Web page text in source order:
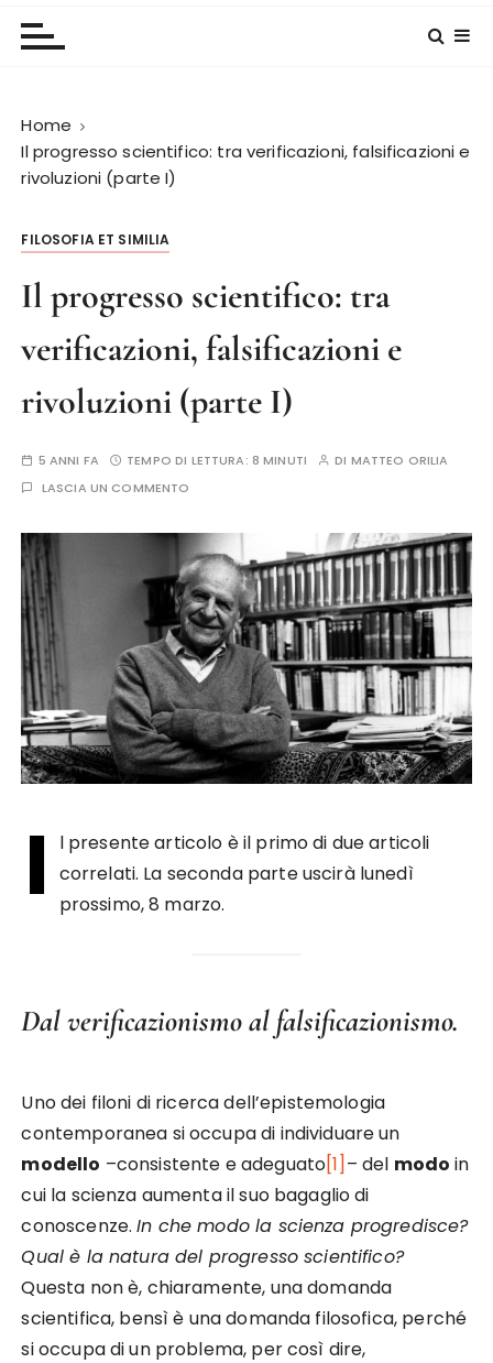
Home
Il progresso scientifico: tra verificazioni, falsificazioni e
rivoluzioni (parte I)
FILOSOFIA ET SIMILIA
Il progresso scientifico: tra
verificazioni, falsificazioni e
rivoluzioni (parte I)
5 ANNI FA TEMPO DI LETTURA: 8 MINUTI DI MATTEO ORILIA
LASCIA UN COMMENTO
I
l presente articolo è il primo di due articoli
correlati. La seconda parte uscirà lunedì
prossimo, 8 marzo.
Dal verificazionismo al falsificazionismo.
Uno dei filoni di ricerca dell’epistemologia
contemporanea si occupa di individuare un
modello –consistente e adeguato[1] – del modo in
cui la scienza aumenta il suo bagaglio di
conoscenze.In che modo la scienza progredisce?
Qual è la natura del progresso scientifico?
Questa non è, chiaramente, una domanda
scientifica, bensì è una domanda filosofica, perché
si occupa di un problema, per così dire,